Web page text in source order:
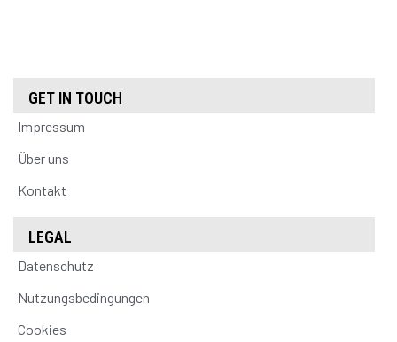
GET IN TOUCH
Impressum
Über uns
Kontakt
LEGAL
Datenschutz
Nutzungsbedingungen
Cookies